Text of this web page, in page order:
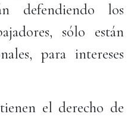
defendiendo los
sólo están
para intereses
el derecho de